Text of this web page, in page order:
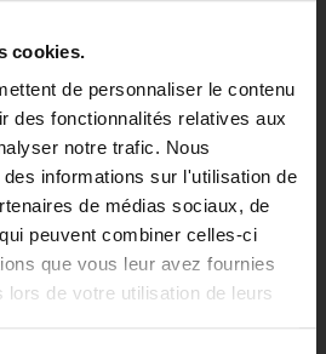
cookies.
de personnaliser le contenu
des fonctionnalités relatives aux
notre trafic. Nous
informations sur l'utilisation de
de médias sociaux, de
peuvent combiner celles-ci
que vous leur avez fournies
lors de votre utilisation de leurs
HUBERT